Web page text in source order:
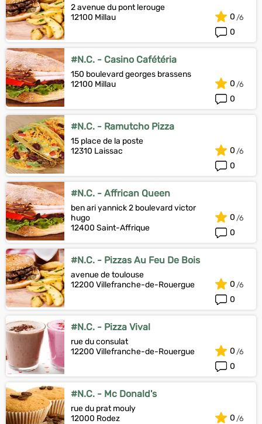
2 avenue du pont lerouge
12100 Millau
0
0
#N.C. - Casino Cafétéria
150 boulevard georges brassens
12100 Millau
0
0
#N.C. - Ramutcho Pizza
15 place de la poste
12310 Laissac
0
0
#N.C. - Affrican Queen
ben ari yannick 2 boulevard victor
hugo
12400 Saint-Affrique
0
0
#N.C. - Pizzas Au Feu De Bois
avenue de toulouse
12200 Villefranche-de-Rouergue
0
0
#N.C. - Pizza Vival
rue du consulat
12200 Villefranche-de-Rouergue
0
0
#N.C. - Mc Donald's
rue du prat mouly
12000 Rodez
0